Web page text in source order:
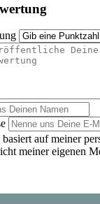
auf meiner
meiner eigenen